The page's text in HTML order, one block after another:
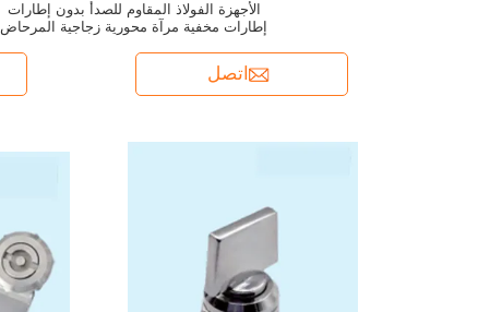
الأجهزة الفولاذ المقاوم للصدأ بدون إطارات
إطارات مخفية مرآة محورية زجاجية المرحاض
اتصل